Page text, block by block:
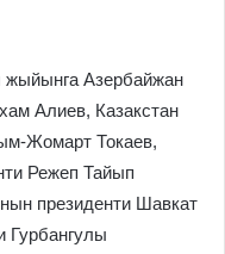
Азербайжан
Алиев, Казакстан
Жомарт Токаев,
Режеп Тайып
президенти Шавкат
Гурбангулы